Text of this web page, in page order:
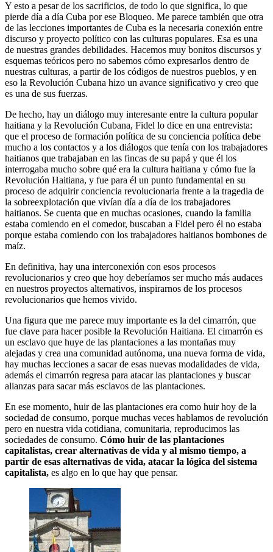
Y esto a pesar de los sacrificios, de todo lo que significa, lo que
pierde día a día Cuba por ese Bloqueo. Me parece también que otra
de las lecciones importantes de Cuba es la necesaria conexión entre
discurso y proyecto político con las culturas populares. Esa es una
de nuestras grandes debilidades. Hacemos muy bonitos discursos y
esquemas teóricos pero no sabemos cómo expresarlos dentro de
nuestras culturas, a partir de los códigos de nuestros pueblos, y en
eso la Revolución Cubana hizo un avance significativo y creo que
es una de sus fuerzas.
De hecho, hay un diálogo muy interesante entre la cultura popular
haitiana y la Revolución Cubana, Fidel lo dice en una entrevista:
que el proceso de formación política de su conciencia política debe
mucho a los contactos y a los diálogos que tenía con los trabajadores
haitianos que trabajaban en las fincas de su papá y que él los
interrogaba mucho sobre qué era la cultura haitiana y cómo fue la
Revolución Haitiana, y fue para él un punto fundamental en su
proceso de adquirir conciencia revolucionaria frente a la tragedia de
la sobreexplotación que vivían día a día de los trabajadores
haitianos. Se cuenta que en muchas ocasiones, cuando la familia
estaba comiendo en el comedor, buscaban a Fidel pero él no estaba
porque estaba comiendo con los trabajadores haitianos bombones de
maíz.
En definitiva, hay una interconexión con esos procesos
revolucionarios y creo que hoy deberíamos ser mucho más audaces
en nuestros proyectos alternativos, inspirarnos de los procesos
revolucionarios que hemos vivido.
Una figura que me parece muy importante es la del cimarrón, que
fue clave para hacer posible la Revolución Haitiana. El cimarrón es
un esclavo que huye de las plantaciones a las montañas muy
alejadas y crea una comunidad autónoma, una nueva forma de vida,
hay muchas lecciones a sacar de esas nuevas modalidades de vida,
además el cimarrón regresa para atacar las plantaciones y buscar
alianzas para sacar más esclavos de las plantaciones.
En ese momento, huir de las plantaciones era como huir hoy de la
sociedad de consumo, porque muchas veces hablamos de revolución
pero en nuestra vida cotidiana, comunitaria, reproducimos las
sociedades de consumo. Cómo huir de las plantaciones
capitalistas, crear alternativas de vida y al mismo tiempo, a
partir de esas alternativas de vida, atacar la lógica del sistema
capitalista, es algo en lo que hay que pensar.